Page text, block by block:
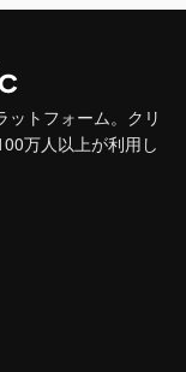
トフォーム。クリ
万人以上が利用し